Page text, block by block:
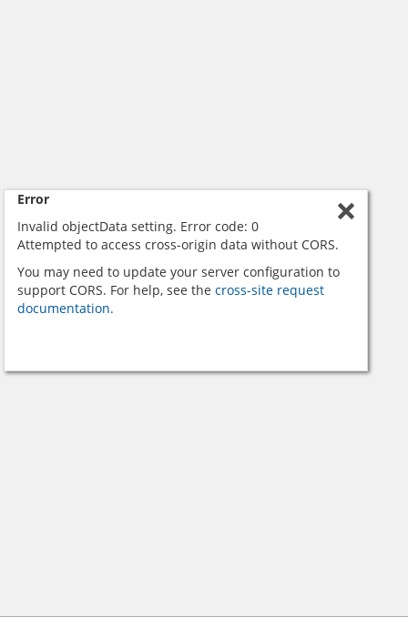
Error
Invalid objectData setting. Error code: 0
Attempted to access cross-origin data without CORS.
You may need to update your server configuration to
support CORS. For help, see the cross-site request
documentation.